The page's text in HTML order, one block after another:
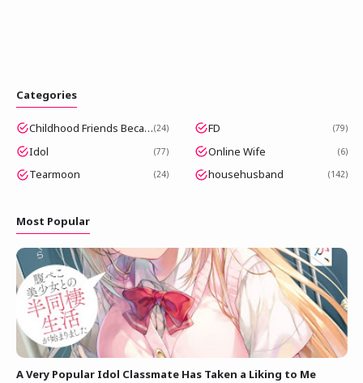
Categories
Childhood Friends Became Popular Idols 24 FD 79
Idol 77 Online Wife 6
Tearmoon 24 househusband 142
Most Popular
A Very Popular Idol Classmate Has Taken a Liking to Me